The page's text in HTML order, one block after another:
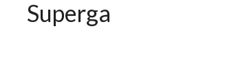
Superga